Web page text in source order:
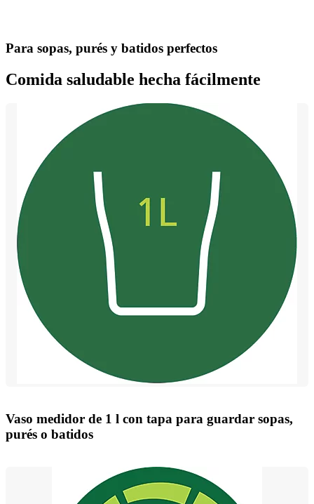
Para sopas, purés y batidos perfectos
Comida saludable hecha fácilmente
Vaso medidor de 1 l con tapa para guardar sopas,
purés o batidos